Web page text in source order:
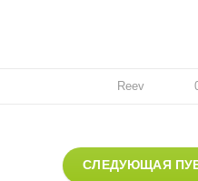
Reev
СЛЕДУЮЩАЯ